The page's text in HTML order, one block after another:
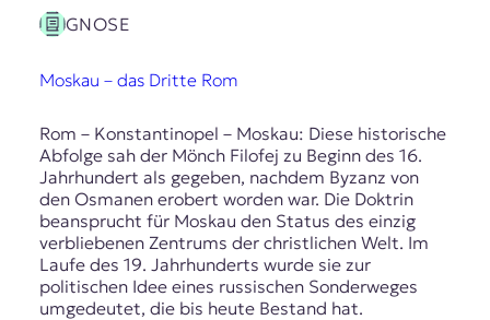
GNOSE
Moskau – das Dritte Rom
Rom – Konstantinopel – Moskau: Diese historische
Abfolge sah der Mönch Filofej zu Beginn des 16.
Jahrhundert als gegeben, nachdem Byzanz von
den Osmanen erobert worden war. Die Doktrin
beansprucht für Moskau den Status des einzig
verbliebenen Zentrums der christlichen Welt. Im
Laufe des 19. Jahrhunderts wurde sie zur
politischen Idee eines russischen Sonderweges
umgedeutet, die bis heute Bestand hat.